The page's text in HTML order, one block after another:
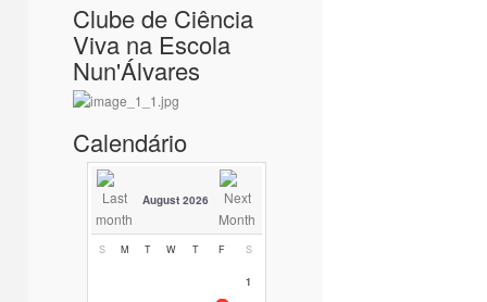
Clube de Ciência
Viva na Escola
Nun'Álvares
Calendário
August 2026
S M T W T F S
1